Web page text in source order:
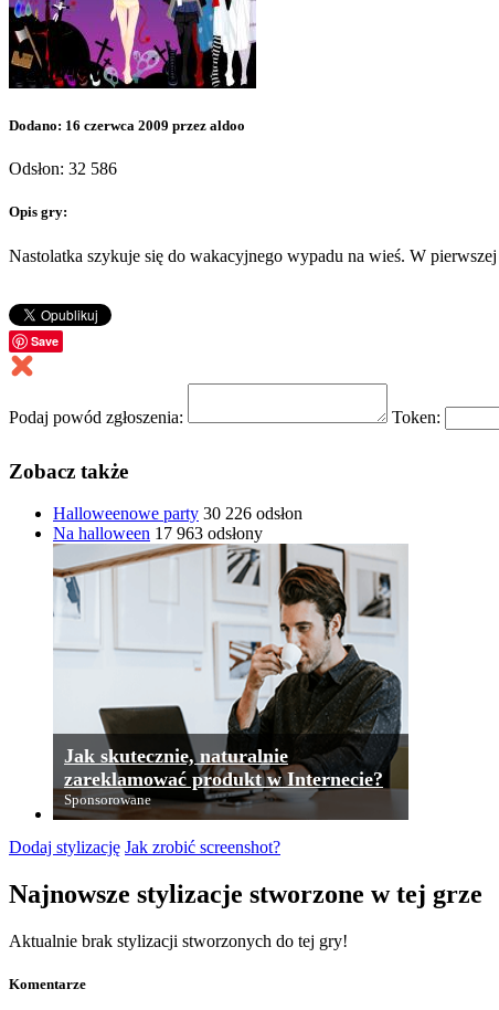
Dodano: 16 czerwca 2009 przez aldoo
Odsłon: 32 586
Opis gry:
Nastolatka szykuje się do wakacyjnego wypadu na wieś. W
Save
Podaj powód zgłoszenia: Token:
Zobacz także
Halloweenowe party 30 226 odsłon
Na halloween 17 963 odsłony
Jak skutecznie, naturalnie
zareklamować produkt w Internecie?
Sponsorowane
Dodaj stylizację Jak zrobić screenshot?
Najnowsze stylizacje stworzone w tej grze
Aktualnie brak stylizacji stworzonych do tej gry!
Komentarze